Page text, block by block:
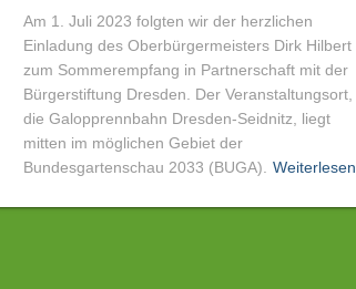
Am 1. Juli 2023 folgten wir der herzlichen
Einladung des Oberbürgermeisters Dirk Hilbert
zum Sommerempfang in Partnerschaft mit der
Bürgerstiftung Dresden. Der Veranstaltungsort,
die Galopprennbahn Dresden-Seidnitz, liegt
mitten im möglichen Gebiet der
Bundesgartenschau 2033 (BUGA).
Weiterlesen